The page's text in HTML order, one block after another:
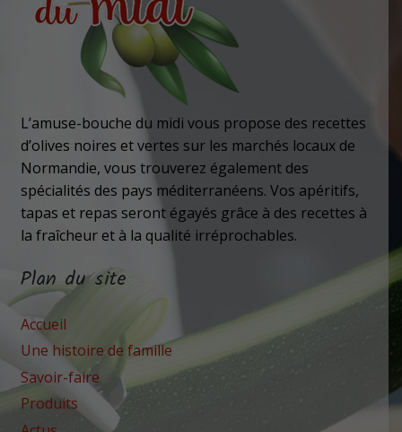
L’amuse-bouche du midi vous propose des recettes
d’olives noires et vertes sur les marchés locaux de
Normandie, vous trouverez également des
spécialités des pays méditerranéens. Vos apéritifs,
tapas et repas seront égayés grâce à des recettes à
la fraîcheur et à la qualité irréprochables.
Plan du site
Accueil
Une histoire de famille
Savoir-faire
Produits